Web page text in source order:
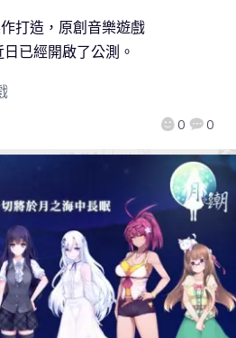
0 0
打造，原創音樂遊戲
日已經開啟了公測。